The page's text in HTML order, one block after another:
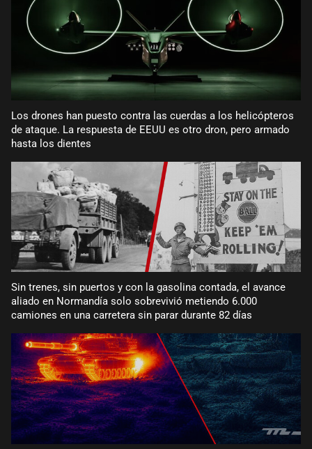
Los drones han puesto contra las cuerdas a los helicópteros
de ataque. La respuesta de EEUU es otro dron, pero armado
hasta los dientes
Sin trenes, sin puertos y con la gasolina contada, el avance
aliado en Normandía solo sobrevivió metiendo 6.000
camiones en una carretera sin parar durante 82 días